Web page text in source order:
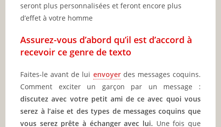
seront plus personnalisées et feront encore plus
d’effet à votre homme
Assurez-vous d’abord qu’il est d’accord à
recevoir ce genre de texto
Faites-le avant de lui envoyerdes messages coquins.
Comment exciter un garçon par un message :
discutez avec votre petit ami de ce avec quoi vous
serez à l’aise et des types de messages coquins que
vous serez prête à échanger avec lui. Une fois que